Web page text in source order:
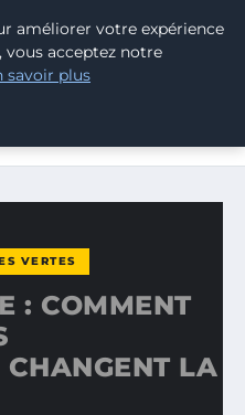
VERTES
NOUVELLES
VERTES
: COMMENT
CHANGENT LA
améliorer votre expérience
vous acceptez notre
savoir plus